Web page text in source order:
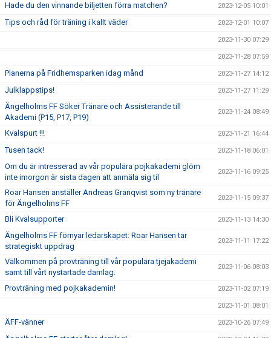
Hade du den vinnande biljetten förra matchen? 2023-12-05 10:01
Tips och råd för träning i kallt väder 2023-12-01 10:07
2023-11-30 07:29
2023-11-28 07:59
Planerna på Fridhemsparken idag månd 2023-11-27 14:12
Julklappstips! 2023-11-27 11:29
Ängelholms FF Söker Tränare och Assisterande till
Akademi (P15, P17, P19)
2023-11-24 08:49
Kvalspurt !!! 2023-11-21 16:44
Tusen tack! 2023-11-18 06:01
Om du är intresserad av vår populära pojkakademi glöm
inte imorgon är sista dagen att anmäla sig til
2023-11-16 09:25
Roar Hansen anställer Andreas Granqvist som ny tränare
för Ängelholms FF
2023-11-15 09:37
Bli Kvalsupporter 2023-11-13 14:30
Ängelholms FF förnyar ledarskapet: Roar Hansen tar
strategiskt uppdrag
2023-11-11 17:22
Välkommen på provträning till vår populära tjejakademi
samt till vårt nystartade damlag.
2023-11-06 08:03
Provträning med pojkakademin! 2023-11-02 07:19
2023-11-01 08:01
ÄFF-vänner 2023-10-26 07:49